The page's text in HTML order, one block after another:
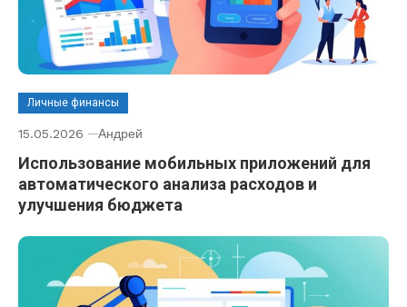
Личные финансы
15.05.2026 Андрей
Использование мобильных приложений для
автоматического анализа расходов и
улучшения бюджета